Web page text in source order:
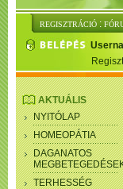
REGISZTRÁCIÓ :
AKTUÁLIS
NYITÓLAP
HOMEOPÁTIA
DAGANATOS
TERHESSÉG